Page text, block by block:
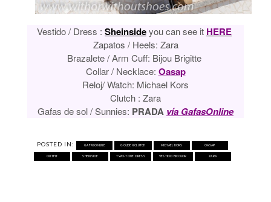
Vestido / Dress : Sheinsideyou can see it HERE
Zapatos / Heels: Zara
Brazalete / Arm Cuff: Bijou Brigitte
Collar / Necklace: Oasap
Reloj/ Watch: Michael Kors
Clutch : Zara
Gafas de sol / Sunnies: PRADA vía GafasOnline
POSTED IN: GAFASONLINE GOLDEN CLUTCH MICHAEL KORS OASAP
OUTFIT SHEINSIDE TWO-TONE DRESS VESTIDO BICOLOR ZARA